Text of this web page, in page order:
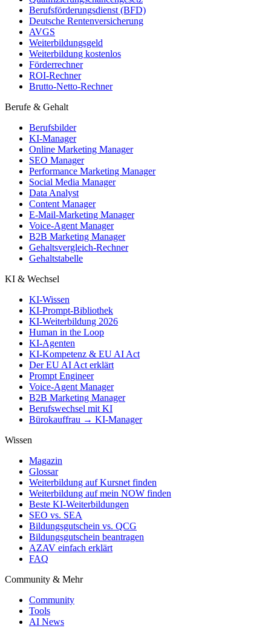
Berufsförderungsdienst (BFD)
Deutsche Rentenversicherung
AVGS
Weiterbildungsgeld
Weiterbildung kostenlos
Förderrechner
ROI-Rechner
Brutto-Netto-Rechner
Berufe & Gehalt
Berufsbilder
KI-Manager
Online Marketing Manager
SEO Manager
Performance Marketing Manager
Social Media Manager
Data Analyst
Content Manager
E-Mail-Marketing Manager
Voice-Agent Manager
B2B Marketing Manager
Gehaltsvergleich-Rechner
Gehaltstabelle
KI & Wechsel
KI-Wissen
KI-Prompt-Bibliothek
KI-Weiterbildung 2026
Human in the Loop
KI-Agenten
KI-Kompetenz & EU AI Act
Der EU AI Act erklärt
Prompt Engineer
Voice-Agent Manager
B2B Marketing Manager
Berufswechsel mit KI
Bürokauffrau → KI-Manager
Wissen
Magazin
Glossar
Weiterbildung auf Kursnet finden
Weiterbildung auf mein NOW finden
Beste KI-Weiterbildungen
SEO vs. SEA
Bildungsgutschein vs. QCG
Bildungsgutschein beantragen
AZAV einfach erklärt
FAQ
Community & Mehr
Community
Tools
AI News